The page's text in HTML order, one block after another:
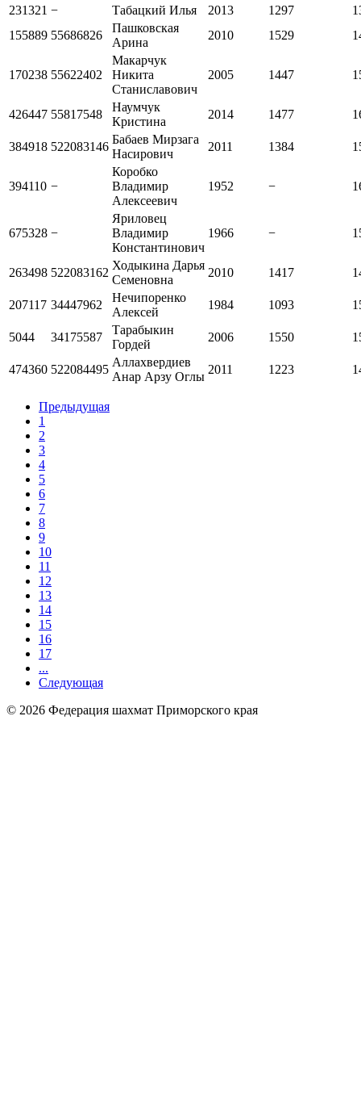
231321 − Табацкий Илья 2013 1297
155889 55686826
Пашковская
Арина
2010 1529
170238 55622402
Макарчук
Никита
Станиславович
2005 1447
426447 55817548
Наумчук
Кристина
2014 1477
384918 522083146
Бабаев Мирзага
Насирович
2011 1384
394110 −
Коробко
Владимир
Алексеевич
1952 −
675328 −
Яриловец
Владимир
Константинович
1966 −
263498 522083162
Ходыкина Дарья
Семеновна
2010 1417
207117 34447962
Нечипоренко
Алексей
1984 1093
5044 34175587
Тарабыкин
Гордей
2006 1550
474360 522084495
Аллахвердиев
Анар Арзу Оглы
2011 1223
Предыдущая
1
2
3
4
5
6
7
8
9
10
11
12
13
14
15
16
17
...
Следующая
© 2026 Федерация шахмат Приморского края